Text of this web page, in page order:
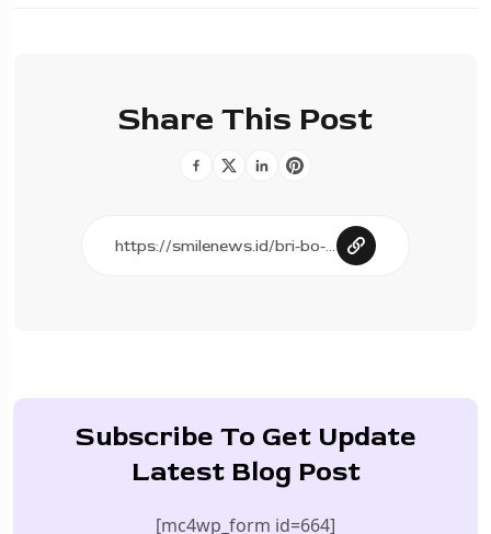
Share This Post
Subscribe To Get Update
Latest Blog Post
[mc4wp_form id=664]